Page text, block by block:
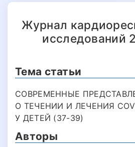
Журнал
исследований
Тема статьи
СОВРЕМЕННЫЕ
О ТЕЧЕНИИ И ЛЕЧЕНИЯ
У ДЕТЕЙ (37-39)
Авторы